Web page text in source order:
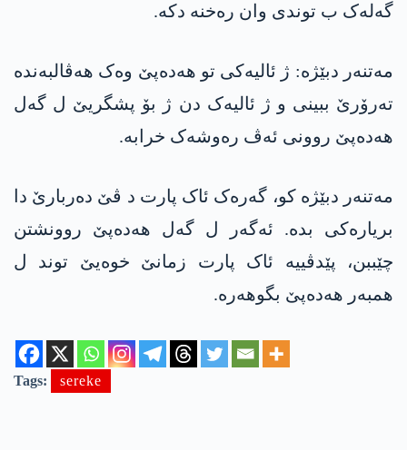
گەلەک ب توندی وان رەخنە دکە.
مەتنەر دبێژە: ژ ئالیەکی تو ھەدەپێ وەک ھەڤالبەندە
تەرۆرێ ببینی و ژ ئالیەک دن ژ بۆ پشگریێ ل گەل
ھەدەپێ روونی ئەڤ رەوشەک خرابە.
مەتنەر دبێژە کو، گەرەک ئاک پارت د ڤێ دەربارێ دا
بریارەکی بدە. ئەگەر ل گەل ھەدەپێ روونشتن
چێببن، پێدڤییە ئاک پارت زمانێ خوەیێ توند ل
ھمبەر ھەدەپێ بگوھەرە.
Tags: sereke